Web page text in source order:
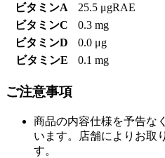
ビタミンA
25.5 μgRAE
ビタミンC
0.3 mg
ビタミンD
0.0 μg
ビタミンE
0.1 mg
ご注意事項
商品の内容仕様を予告な
います。店舗によりお取
す。